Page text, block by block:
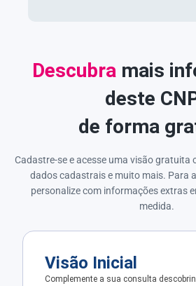
Descubra mais
deste
de forma
Cadastre-se e acesse uma visão gratuita
dados cadastrais e muito mais. Para
personalize com informações extras
medida.
Visão Inicial
Complemente a sua consulta